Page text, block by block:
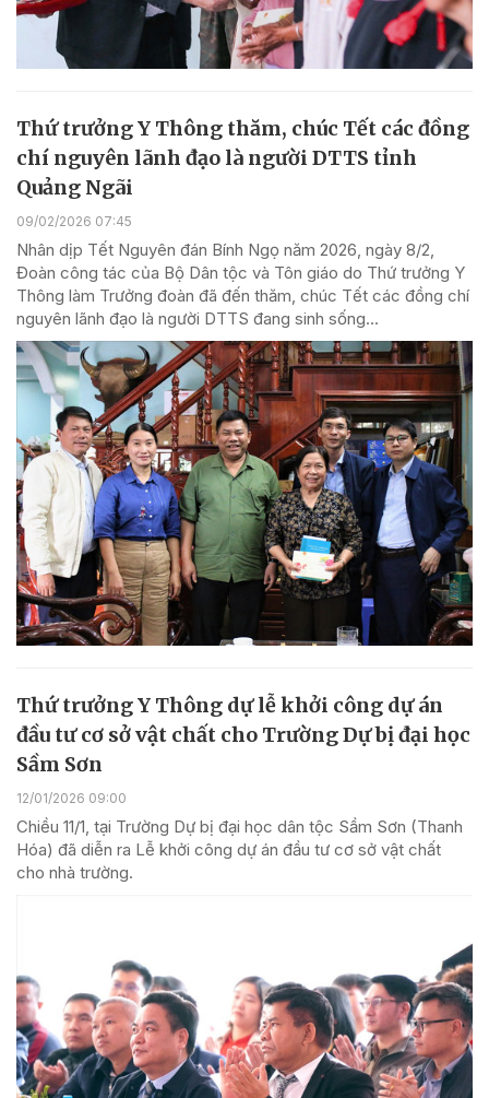
Thứ trưởng Y Thông thăm, chúc Tết các đồng
chí nguyên lãnh đạo là người DTTS tỉnh
Quảng Ngãi
09/02/2026 07:45
Nhân dịp Tết Nguyên đán Bính Ngọ năm 2026, ngày 8/2,
Đoàn công tác của Bộ Dân tộc và Tôn giáo do Thứ trưởng Y
Thông làm Trưởng đoàn đã đến thăm, chúc Tết các đồng chí
nguyên lãnh đạo là người DTTS đang sinh sống...
Thứ trưởng Y Thông dự lễ khởi công dự án
đầu tư cơ sở vật chất cho Trường Dự bị đại học
Sầm Sơn
12/01/2026 09:00
Chiều 11/1, tại Trường Dự bị đại học dân tộc Sầm Sơn (Thanh
Hóa) đã diễn ra Lễ khởi công dự án đầu tư cơ sở vật chất
cho nhà trường.